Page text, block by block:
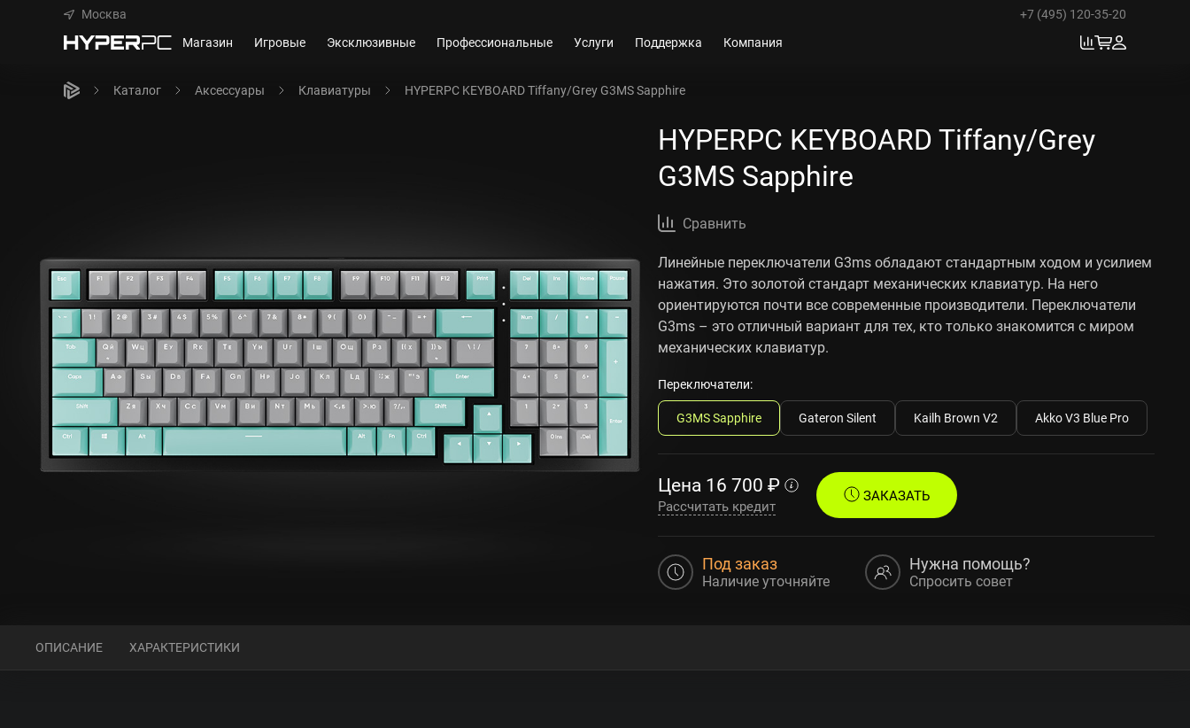
Москва
+7 (495) 120-35-20
Магазин
Игровые Эксклюзивные Профессиональные Услуги Поддержка Компания
Каталог Аксессуары Клавиатуры HYPERPC KEYBOARD Tiffany/Grey G3MS Sapphire
HYPERPC KEYBOARD Tiffany/Grey
G3MS Sapphire
Сравнить
Линейные переключатели G3ms обладают стандартным ходом и усилием
нажатия. Это золотой стандарт механических клавиатур. На него
ориентируются почти все современные производители. Переключатели
G3ms – это отличный вариант для тех, кто только знакомится с миром
механических клавиатур.
Переключатели:
G3MS Sapphire
Gateron Silent Kailh Brown V2 Akko V3 Blue Pro
Цена 16 700 ₽
Рассчитать кредит
ЗАКАЗАТЬ
Под заказ
Наличие уточняйте
Нужна помощь?
Спросить совет
ОПИСАНИЕ ХАРАКТЕРИСТИКИ